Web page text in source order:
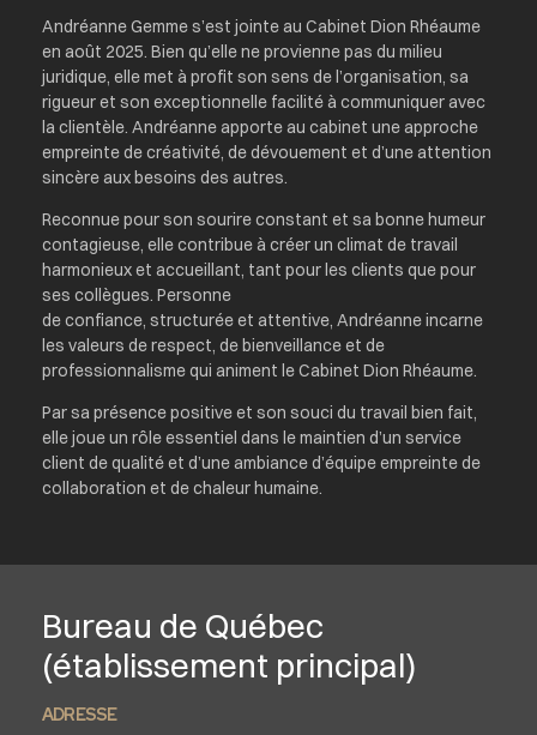
Andréanne Gemme s’est jointe au Cabinet Dion Rhéaume
en août 2025. Bien qu’elle ne provienne pas du milieu
juridique, elle met à profit son sens de l’organisation, sa
rigueur et son exceptionnelle facilité à communiquer avec
la clientèle. Andréanne apporte au cabinet une approche
empreinte de créativité, de dévouement et d’une attention
sincère aux besoins des autres.
Reconnue pour son sourire constant et sa bonne humeur
contagieuse, elle contribue à créer un climat de travail
harmonieux et accueillant, tant pour les clients que pour
ses collègues. Personne
de confiance, structurée et attentive, Andréanne incarne
les valeurs de respect, de bienveillance et de
professionnalisme qui animent le Cabinet Dion Rhéaume.
Par sa présence positive et son souci du travail bien fait,
elle joue un rôle essentiel dans le maintien d’un service
client de qualité et d’une ambiance d’équipe empreinte de
collaboration et de chaleur humaine.
Bureau de Québec
(établissement principal)
ADRESSE